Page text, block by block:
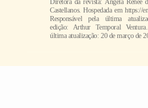
Castellanos. Hospedada em https://
Responsável pela última
edição: Arthur Temporal
última atualização: 20 de março de